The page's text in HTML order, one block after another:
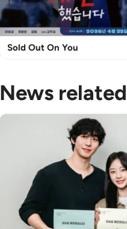
Sold Out On You
News